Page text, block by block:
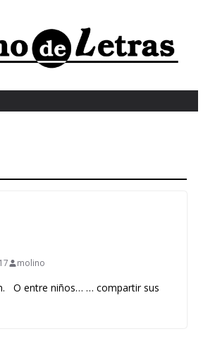
molino
O entre niños… … compartir sus